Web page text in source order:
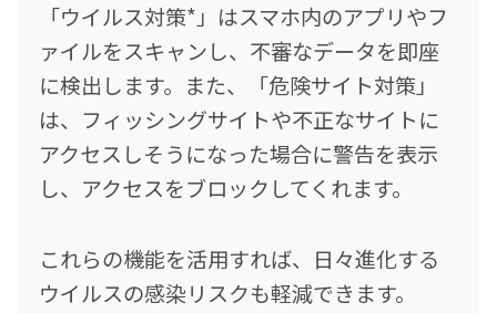
「ウイルス対策*」はスマホ内のアプリやフ
ァイルをスキャンし、不審なデータを即座
に検出します。また、「危険サイト対策」
は、フィッシングサイトや不正なサイトに
アクセスしそうになった場合に警告を表示
し、アクセスをブロックしてくれます。
これらの機能を活用すれば、日々進化する
ウイルスの感染リスクも軽減できます。